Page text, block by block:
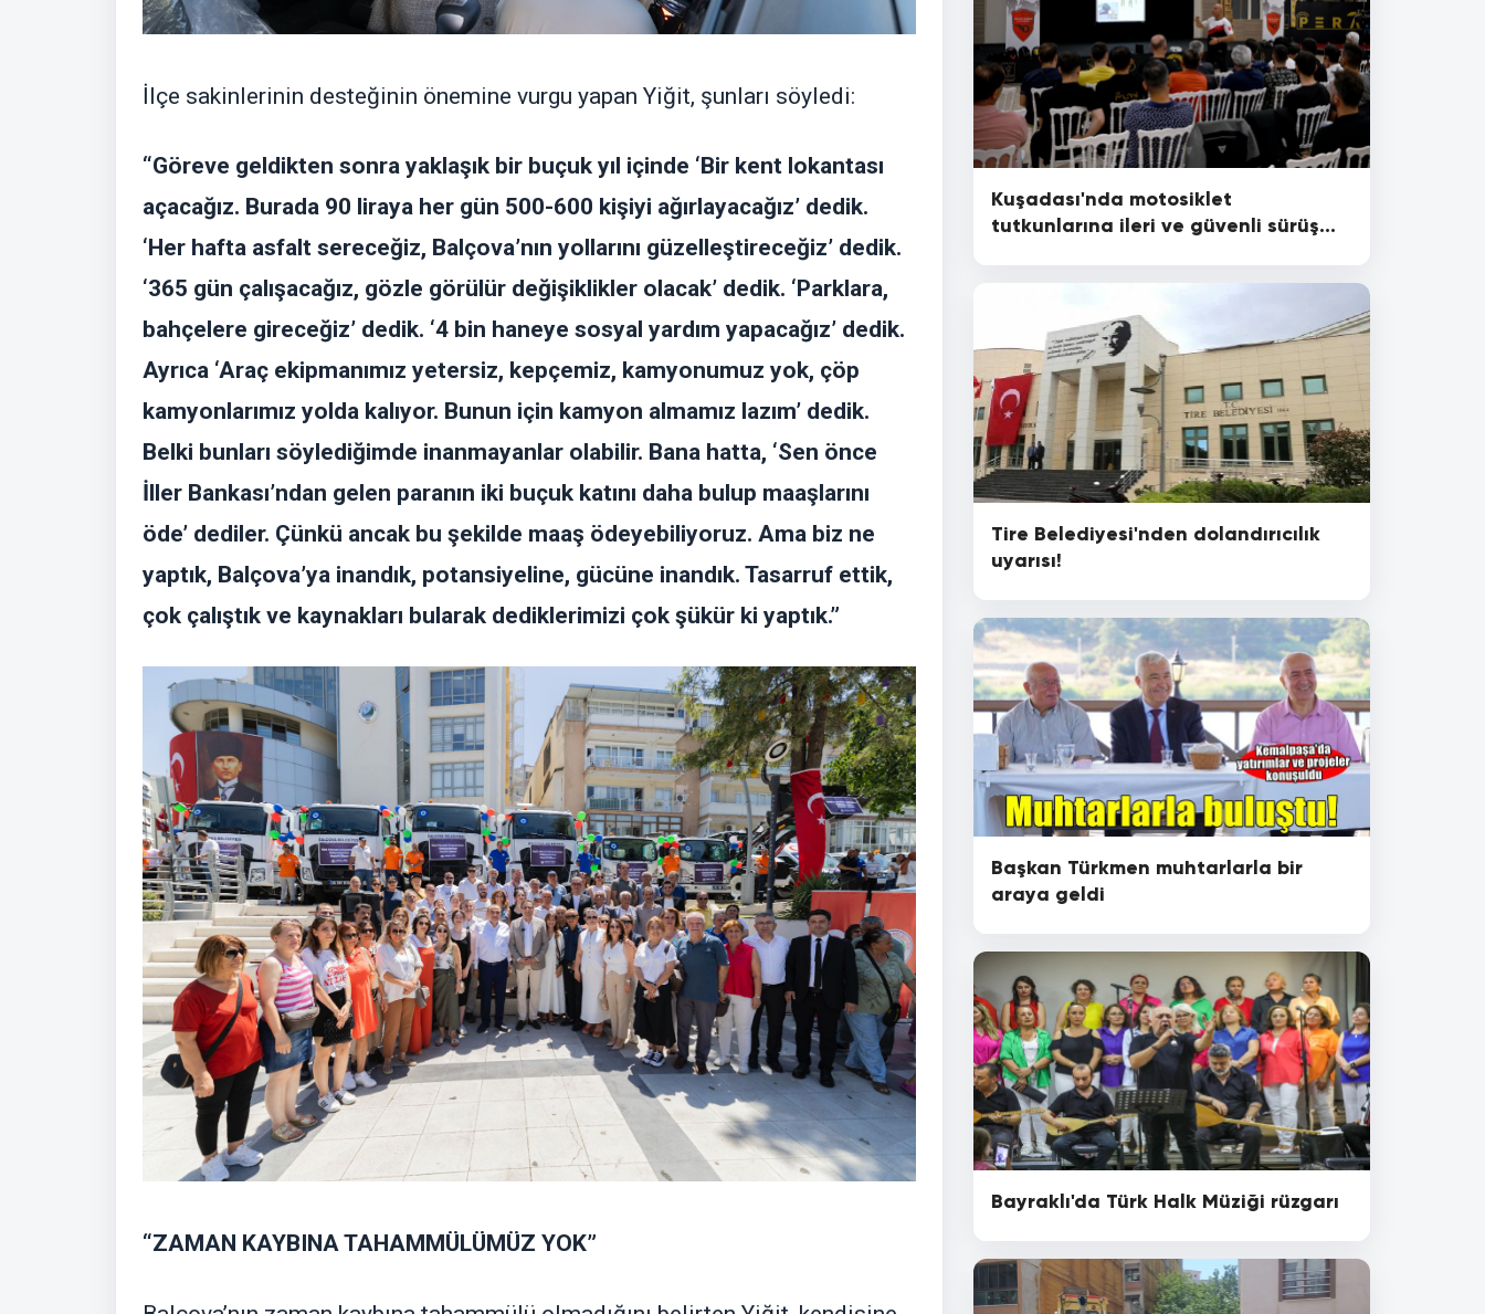
İlçe sakinlerinin desteğinin önemine vurgu yapan Yiğit, şunları söyledi:
“Göreve geldikten sonra yaklaşık bir buçuk yıl içinde ‘Bir kent lokantası
açacağız. Burada 90 liraya her gün 500-600 kişiyi ağırlayacağız’ dedik.
‘Her hafta asfalt sereceğiz, Balçova’nın yollarını güzelleştireceğiz’ dedik.
‘365 gün çalışacağız, gözle görülür değişiklikler olacak’ dedik. ‘Parklara,
bahçelere gireceğiz’ dedik. ‘4 bin haneye sosyal yardım yapacağız’ dedik.
Ayrıca ‘Araç ekipmanımız yetersiz, kepçemiz, kamyonumuz yok, çöp
kamyonlarımız yolda kalıyor. Bunun için kamyon almamız lazım’ dedik.
Belki bunları söylediğimde inanmayanlar olabilir. Bana hatta, ‘Sen önce
İller Bankası’ndan gelen paranın iki buçuk katını daha bulup maaşlarını
öde’ dediler. Çünkü ancak bu şekilde maaş ödeyebiliyoruz. Ama biz ne
yaptık, Balçova’ya inandık, potansiyeline, gücüne inandık. Tasarruf ettik,
çok çalıştık ve kaynakları bularak dediklerimizi çok şükür ki yaptık.”
“ZAMAN KAYBINA TAHAMMÜLÜMÜZ YOK”
Kuşadası'nda motosiklet
tutkunlarına ileri ve güvenli sürüş
Tire Belediyesi'nden dolandırıcılık
uyarısı!
Başkan Türkmen muhtarlarla bir
araya geldi
Bayraklı'da Türk Halk Müziği rüzgarı